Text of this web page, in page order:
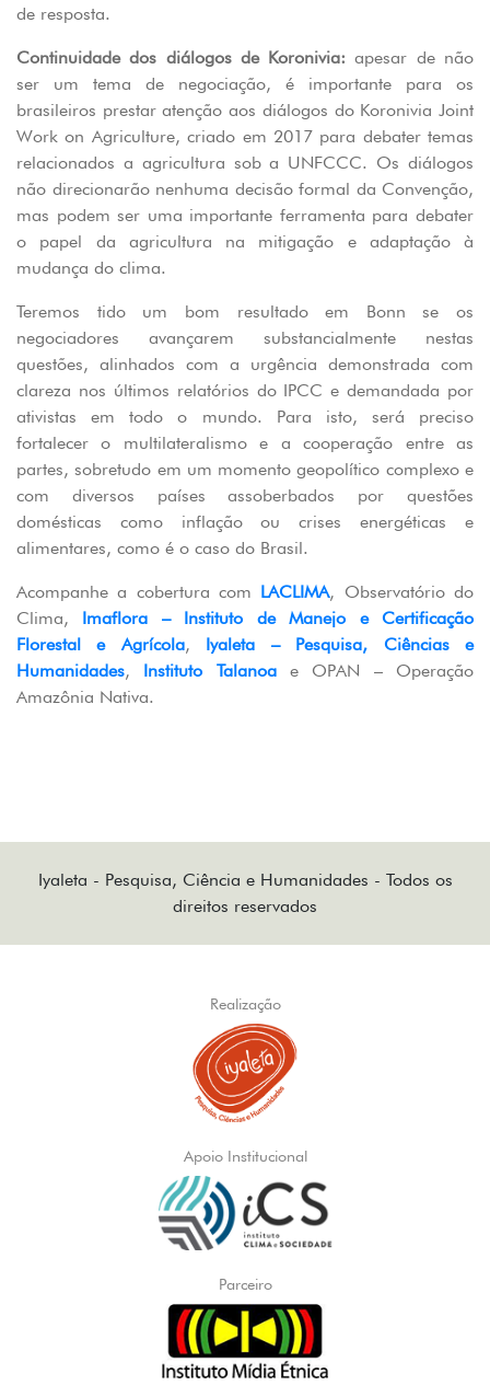
de resposta.
Continuidade dos diálogos de Koronivia: apesar de não
ser um tema de negociação, é importante para os
brasileiros prestar atenção aos diálogos do Koronivia Joint
Work on Agriculture, criado em 2017 para debater temas
relacionados a agricultura sob a UNFCCC. Os diálogos
não direcionarão nenhuma decisão formal da Convenção,
mas podem ser uma importante ferramenta para debater
o papel da agricultura na mitigação e adaptação à
mudança do clima.
Teremos tido um bom resultado em Bonn se os
negociadores avançarem substancialmente nestas
questões, alinhados com a urgência demonstrada com
clareza nos últimos relatórios do IPCC e demandada por
ativistas em todo o mundo. Para isto, será preciso
fortalecer o multilateralismo e a cooperação entre as
partes, sobretudo em um momento geopolítico complexo e
com diversos países assoberbados por questões
domésticas como inflação ou crises energéticas e
alimentares, como é o caso do Brasil.
Acompanhe a cobertura com LACLIMA, Observatório do
Clima, Imaflora – Instituto de Manejo e Certificação
Florestal e Agrícola, Iyaleta – Pesquisa, Ciências e
Humanidades, Instituto Talanoae OPAN – Operação
Amazônia Nativa.
Iyaleta - Pesquisa, Ciência e Humanidades - Todos os
direitos reservados
Realização
Apoio Institucional
Parceiro